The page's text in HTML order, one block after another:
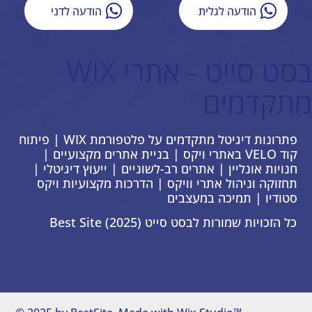
הודעה לגלית הודעה לדני
פתרונות דיגיטל מתקדמים על פלטפורמת WIX | פיתוח
קוד VELO באתרי ויקס | בניית אתרים מקצועיים |
חנויות אונליין | אתרים רב-לשוניים | ייעוץ דיגיטלי |
תחזוקה וניהול אתרי וויקס | הדרכות מקצועיות ויקס
סטודיו | תמיכה במעצבים
כל הזכויות שמורות לבסט סייט Best Site (2025)